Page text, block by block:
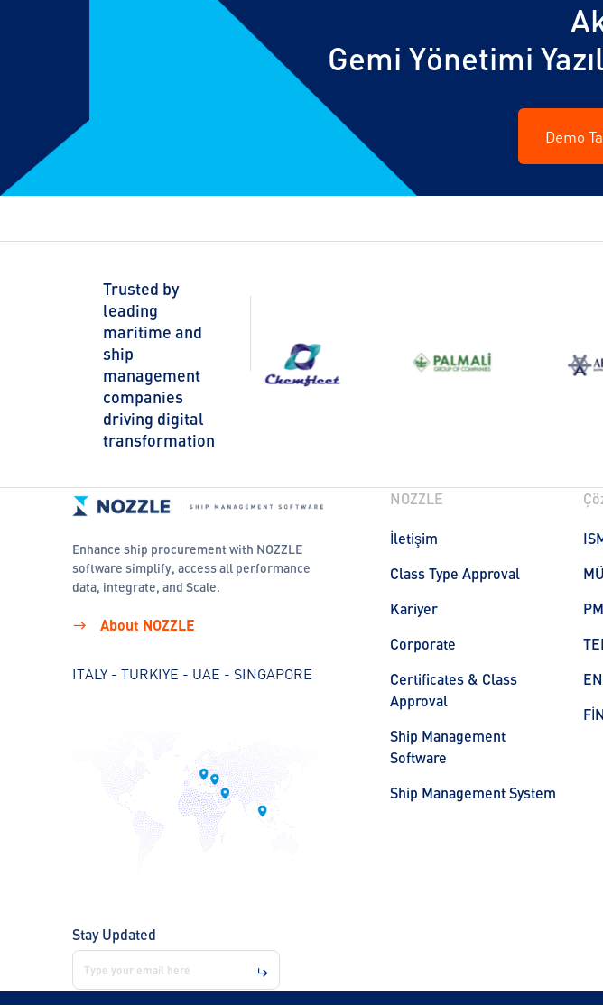
Gemi Yönetimi
Demo
Trusted by
leading
maritime and
ship
management
companies
driving digital
transformation
Enhance ship procurement with NOZZLE
software simplify, access all performance
data, integrate, and Scale.
About NOZZLE
ITALY - TURKIYE - UAE - SINGAPORE
Stay Updated
NOZZLE
İletişim
Class Type Approval
Kariyer
Corporate
Certificates & Class
Approval
Ship Management
Software
Ship Management System